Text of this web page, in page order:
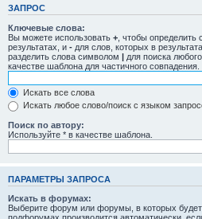
ЗАПРОС
Ключевые слова:
Вы можете использовать + , чтобы
результатах, и - для слов, которых в
разделить слова символом | для поиска
качестве шаблона для частичного совпадения.
Искать все слова
Искать любое слово/поиск с языком
Поиск по автору:
Используйте * в качестве шаблона.
ПАРАМЕТРЫ ЗАПРОСА
Искать в форумах:
Выберите форум или форумы, в которых